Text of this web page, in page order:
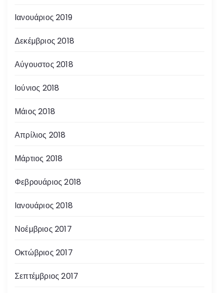
Ιανουάριος 2019
Δεκέμβριος 2018
Αύγουστος 2018
Ιούνιος 2018
Μάιος 2018
Απρίλιος 2018
Μάρτιος 2018
Φεβρουάριος 2018
Ιανουάριος 2018
Νοέμβριος 2017
Οκτώβριος 2017
Σεπτέμβριος 2017